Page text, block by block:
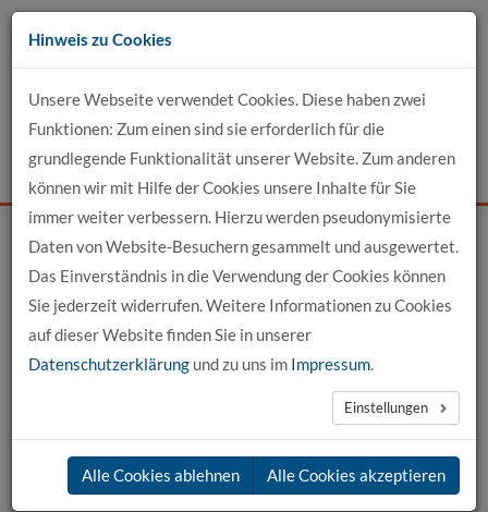
Zum
Inhalt
Events News Login Suche
Kontakt
Startseite News
News aus der hochschule 21
Ministerin Melanie Walter zu Gast an der
hochschule 21
Hinweis zu Cookies
Unsere Webseite verwendet Cookies. Diese haben zwei
Funktionen: Zum einen sind sie erforderlich für die
grundlegende Funktionalität unserer Website. Zum anderen
können wir mit Hilfe der Cookies unsere Inhalte für Sie
immer weiter verbessern. Hierzu werden pseudonymisierte
Daten von Website-Besuchern gesammelt und ausgewertet.
Das Einverständnis in die Verwendung der Cookies können
Sie jederzeit widerrufen. Weitere Informationen zu Cookies
auf dieser Website finden Sie in unserer
Datenschutzerklärung und zu uns im Impressum.
Einstellungen
Alle Cookies ablehnen Alle Cookies akzeptieren